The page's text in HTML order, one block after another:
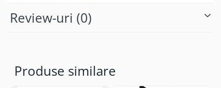
Temperatura de lucru
rezistent, perfect pentru manipularea aluatului și
Review-uri (0)
Produse similare